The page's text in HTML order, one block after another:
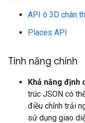
API ô 3D chân
Places API
Tính năng chính
Khả năng định
trúc JSON có
điều chỉnh trải
sử dụng giao